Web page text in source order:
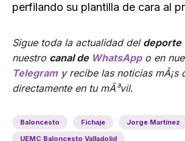
perfilando su plantilla de cara al
Sigue toda la actualidad del deporte
nuestro canal de WhatsAppo en
Telegramy recibe las noticias mÃ¡s
directamente en tu mÃ³vil.
Baloncesto Fichaje
Jorge Martínez
UEMC Baloncesto Valladolid